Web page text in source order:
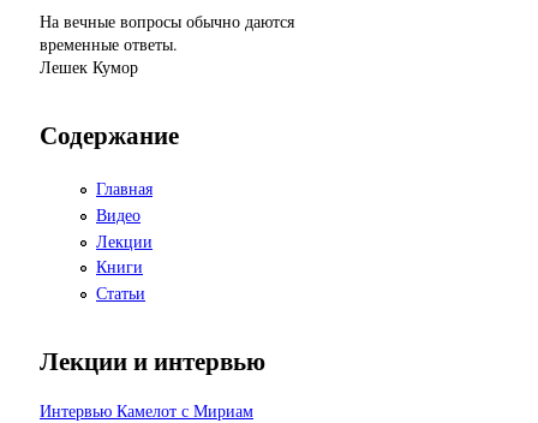
На вечные вопросы обычно даются
временные ответы.
Лешек Кумор
Содержание
Главная
Видео
Лекции
Книги
Статьи
Лекции и интервью
Интервью Камелот с Мириам